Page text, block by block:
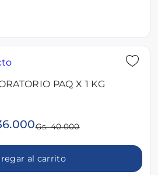
PAQ X 1 KG
Gs. 40.000
al carrito